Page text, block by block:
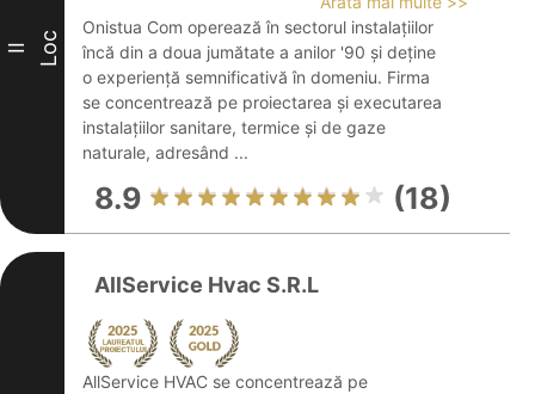
II Loc
Onistua Com operează în sectorul instalațiilor
încă din a doua jumătate a anilor '90 și deține
o experiență semnificativă în domeniu. Firma
se concentrează pe proiectarea și executarea
instalațiilor sanitare, termice și de gaze
naturale, adresând ...
8.9 (18)
AllService Hvac S.R.L
AllService HVAC se concentrează pe